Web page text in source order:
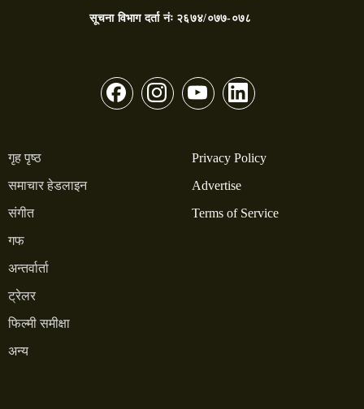
सूचना विभाग दर्ता नंः २६७४/०७७-०७८
गृह पृष्ठ
समाचार हेडलाइन
संगीत
गफ
अन्तर्वार्ता
ट्रेलर
फिल्मी समीक्षा
अन्य
Privacy Policy
Advertise
Terms of Service